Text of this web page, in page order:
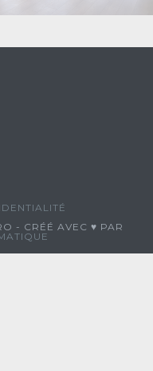
- CRÉÉ AVEC ♥ PAR